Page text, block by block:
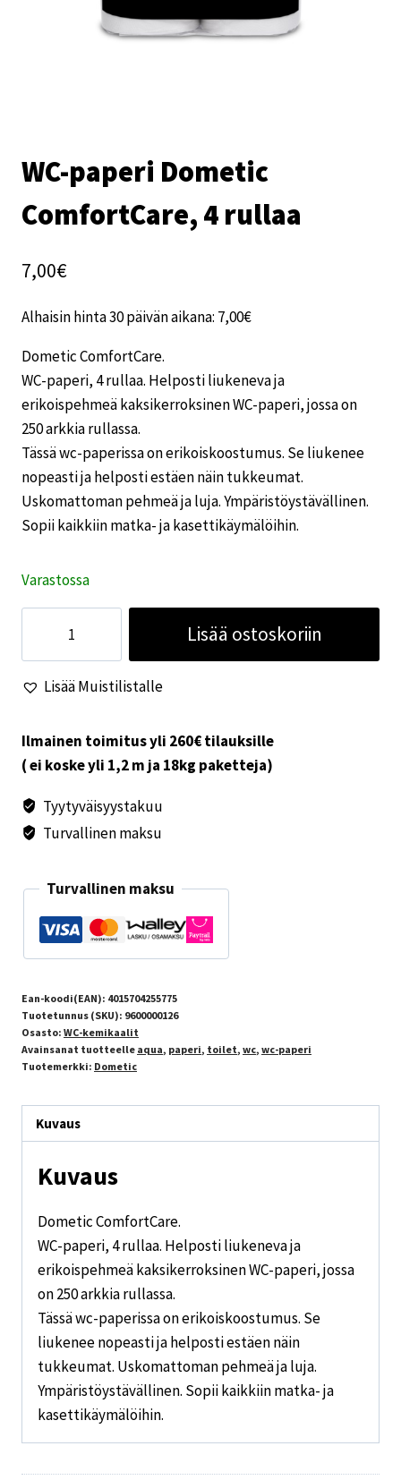
WC-paperi Dometic
ComfortCare, 4 rullaa
7,00€
Alhaisin hinta 30 päivän aikana: 7,00€
Dometic ComfortCare.
WC-paperi, 4 rullaa. Helposti liukeneva ja
erikoispehmeä kaksikerroksinen WC-paperi, jossa on
250 arkkia rullassa.
Tässä wc-paperissa on erikoiskoostumus. Se liukenee
nopeasti ja helposti estäen näin tukkeumat.
Uskomattoman pehmeä ja luja. Ympäristöystävällinen.
Sopii kaikkiin matka- ja kasettikäymälöihin.
Varastossa
Dometic
ComfortCare,
rullaa
määrä
Lisää ostoskoriin
Lisää Muistilistalle
Ilmainen toimitus yli 260€ tilauksille
( ei koske yli 1,2 m ja 18kg paketteja)
Tyytyväisyystakuu
Turvallinen maksu
Turvallinen maksu
Ean-koodi(EAN): 4015704255775
Tuotetunnus (SKU): 9600000126
Osasto: WC-kemikaalit
Avainsanat tuotteelle aqua, paperi, toilet, wc, wc-paperi
Tuotemerkki: Dometic
Kuvaus
Kuvaus
Dometic ComfortCare.
WC-paperi, 4 rullaa. Helposti liukeneva ja
erikoispehmeä kaksikerroksinen WC-paperi, jossa
on 250 arkkia rullassa.
Tässä wc-paperissa on erikoiskoostumus. Se
liukenee nopeasti ja helposti estäen näin
tukkeumat. Uskomattoman pehmeä ja luja.
Ympäristöystävällinen. Sopii kaikkiin matka- ja
kasettikäymälöihin.